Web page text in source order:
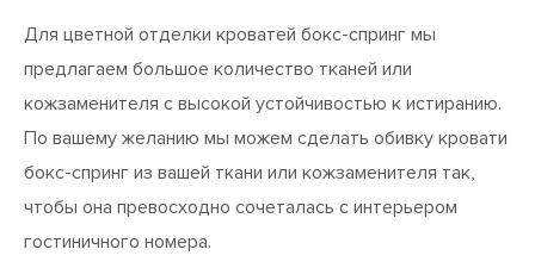
Для цветной отделки кроватей бокс-спринг мы
предлагаем большое количество тканей или
кожзаменителя с высокой устойчивостью к истиранию.
По вашему желанию мы можем сделать обивку кровати
бокс-спринг из вашей ткани или кожзаменителя так,
чтобы она превосходно сочеталась с интерьером
гостиничного номера.